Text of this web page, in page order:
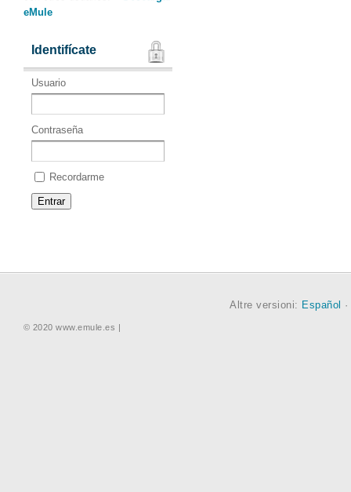
eMule
Identifícate
Usuario
Contraseña
Recordarme
Altre versioni: Español
© 2020 www.emule.es |